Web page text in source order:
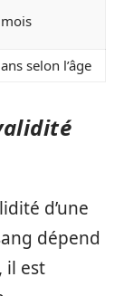
selon l’âge
d’une
dépend
il est